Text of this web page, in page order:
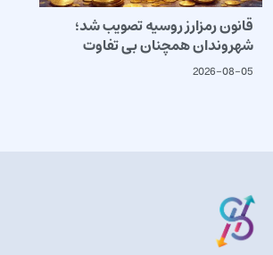
قانون رمزارز روسیه تصویب شد؛
شهروندان همچنان بی تفاوت
2026-08-05